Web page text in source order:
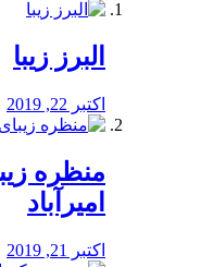
البرز زیبا
اکتبر 22, 2019
منظره‌‌
امیرآباد
اکتبر 21, 2019